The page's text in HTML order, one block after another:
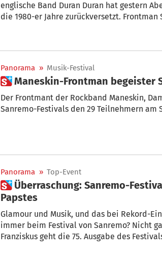
englische Band Duran Duran hat gestern
die 1980-er Jahre zurückversetzt.
Panorama » Musik-Festival
 Maneskin-Frontman begeister
Der Frontmant der Rockband Maneskin,
Sanremo-Festivals den 29 Teilnehmern
Panorama » Top-Event
 Überraschung: Sanremo-Festival startet mit Videobotschaft des
Papstes
Glamour und Musik, und das bei Rekord-
immer beim Festival von Sanremo? Nicht
Franziskus geht die 75. Ausgabe des